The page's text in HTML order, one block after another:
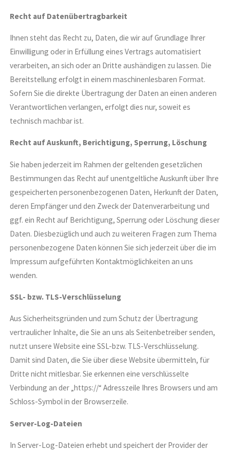
Recht auf Datenübertragbarkeit
Ihnen steht das Recht zu, Daten, die wir auf Grundlage Ihrer
Einwilligung oder in Erfüllung eines Vertrags automatisiert
verarbeiten, an sich oder an Dritte aushändigen zu lassen. Die
Bereitstellung erfolgt in einem maschinenlesbaren Format.
Sofern Sie die direkte Übertragung der Daten an einen anderen
Verantwortlichen verlangen, erfolgt dies nur, soweit es
technisch machbar ist.
Recht auf Auskunft, Berichtigung, Sperrung, Löschung
Sie haben jederzeit im Rahmen der geltenden gesetzlichen
Bestimmungen das Recht auf unentgeltliche Auskunft über Ihre
gespeicherten personenbezogenen Daten, Herkunft der Daten,
deren Empfänger und den Zweck der Datenverarbeitung und
ggf. ein Recht auf Berichtigung, Sperrung oder Löschung dieser
Daten. Diesbezüglich und auch zu weiteren Fragen zum Thema
personenbezogene Daten können Sie sich jederzeit über die im
Impressum aufgeführten Kontaktmöglichkeiten an uns
wenden.
SSL- bzw. TLS-Verschlüsselung
Aus Sicherheitsgründen und zum Schutz der Übertragung
vertraulicher Inhalte, die Sie an uns als Seitenbetreiber senden,
nutzt unsere Website eine SSL-bzw. TLS-Verschlüsselung.
Damit sind Daten, die Sie über diese Website übermitteln, für
Dritte nicht mitlesbar. Sie erkennen eine verschlüsselte
Verbindung an der „https://“ Adresszeile Ihres Browsers und am
Schloss-Symbol in der Browserzeile.
Server-Log-Dateien
In Server-Log-Dateien erhebt und speichert der Provider der